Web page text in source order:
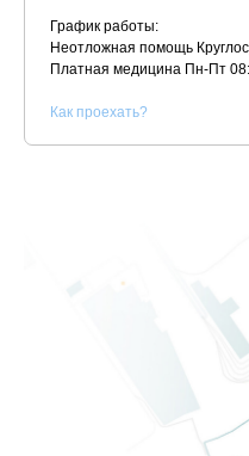
График работы:
Неотложная помощь
Платная медицина Пн-Пт
Как проехать?